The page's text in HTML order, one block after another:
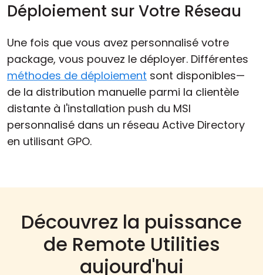
Déploiement sur Votre Réseau
Une fois que vous avez personnalisé votre
package, vous pouvez le déployer. Différentes
méthodes de déploiement sont disponibles—
de la distribution manuelle parmi la clientèle
distante à l'installation push du MSI
personnalisé dans un réseau Active Directory
en utilisant GPO.
Découvrez la puissance
de Remote Utilities
aujourd'hui